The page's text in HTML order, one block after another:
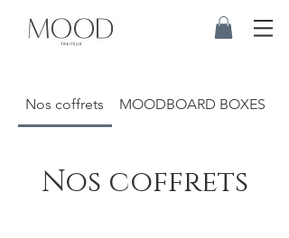
Nos coffrets MOODBOARD BOXES
Nos coffrets